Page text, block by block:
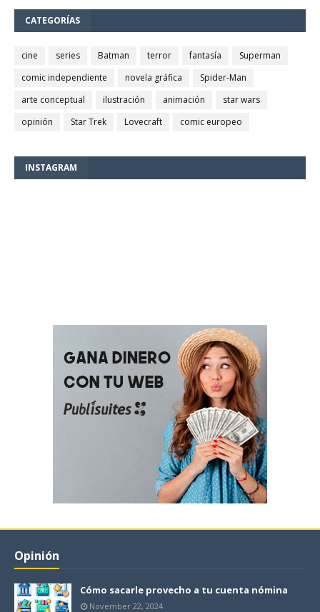
CATEGORÍAS
cine series Batman terror fantasía
Superman
comic independiente
novela gráfica
Spider-Man
arte conceptual
ilustración animación
star wars
opinión
Star Trek Lovecraft comic europeo
INSTAGRAM
Opinión
Cómo sacarle provecho a tu cuenta nómina
November 22, 2024